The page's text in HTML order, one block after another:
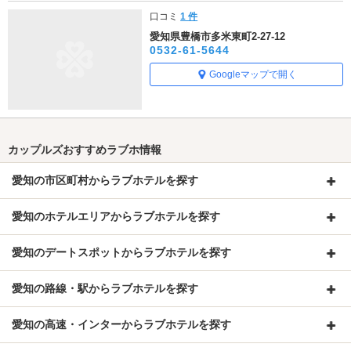
口コミ1 件
愛知県豊橋市多米東町2-27-12
0532-61-5644
Googleマップで開く
カップルズおすすめラブホ情報
愛知の市区町村からラブホテルを探す
愛知のホテルエリアからラブホテルを探す
愛知のデートスポットからラブホテルを探す
愛知の路線・駅からラブホテルを探す
愛知の高速・インターからラブホテルを探す